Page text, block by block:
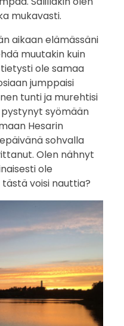
mukavasti.
aikaan elämässäni
muutakin kuin
ole samaa
jumppaisi
tunti ja murehtisi
pystynyt syömään
Hesarin
sohvalla
Olen nähnyt
ole
voisi nauttia?